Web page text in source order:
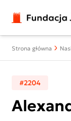
Strona główna
#2204